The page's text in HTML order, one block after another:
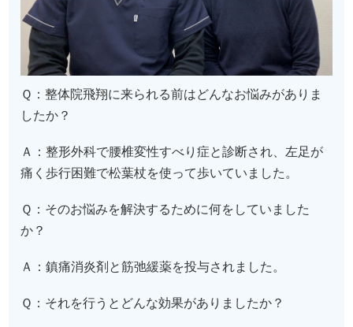
Ｑ：整体院飛翔に来られる前はどんなお悩みがありま
したか？
Ａ：整形外科で腰椎変性すべり症と診断され、左足が
痛く歩行困難で松葉杖を使って歩いていました。
Ｑ：そのお悩みを解決するために何をしていました
か？
Ａ：鎮痛消炎剤と筋弛緩薬を投与されました。
Ｑ：それを行うとどんな効果がありましたか？